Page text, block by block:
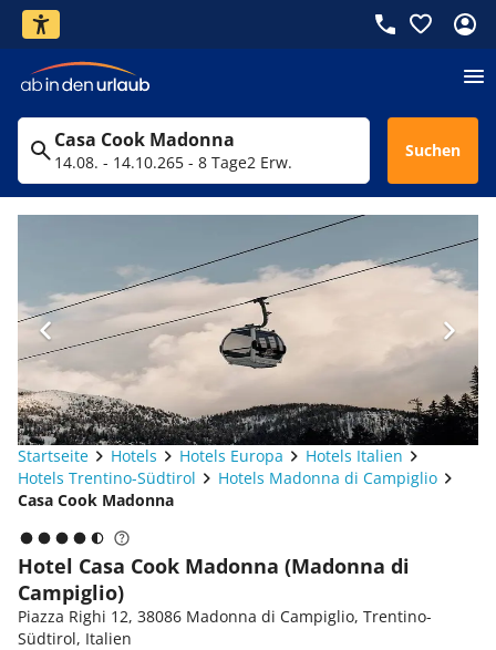
Casa Cook Madonna
14.08. - 14.10.265 - 8 Tage2 Erw.
Suchen
Startseite Hotels Hotels Europa
Hotels Italien
Hotels Trentino-Südtirol
Hotels Madonna di Campiglio
Casa Cook Madonna
Hotel Casa Cook Madonna (Madonna di
Campiglio)
Piazza Righi 12, 38086 Madonna di Campiglio, Trentino-
Südtirol, Italien